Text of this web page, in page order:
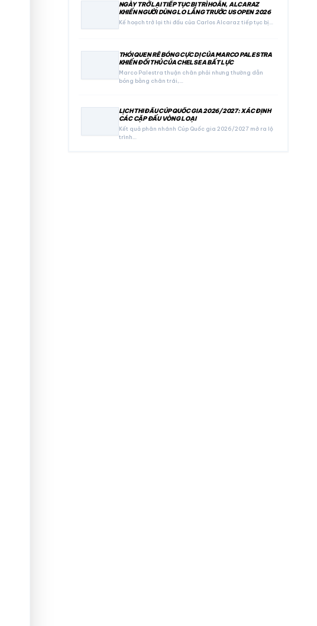
NGÀY TRỞ LẠI TIẾP TỤC BỊ TRÌ HOÃN, ALCARAZ
KHIẾN NGƯỜI DÙNG LO LẮNG TRƯỚC US OPEN 2026
Kế hoạch trở lại thi đấu của Carlos Alcaraz tiếp tục bị…
THÓI QUEN RÊ BÓNG CỰC DỊ CỦA MARCO PALESTRA
KHIẾN ĐỐI THỦ CỦA CHELSEA BẤT LỰC
Marco Palestra thuận chân phải nhưng thường dẫn
bóng bằng chân trái,…
LỊCH THI ĐẤU CÚP QUỐC GIA 2026/2027: XÁC ĐỊNH
CÁC CẶP ĐẤU VÒNG LOẠI
Kết quả phân nhánh Cúp Quốc gia 2026/2027 mở ra lộ
trình…